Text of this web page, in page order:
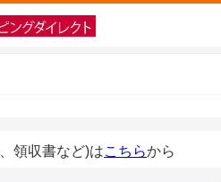
領収書など)はこちらから